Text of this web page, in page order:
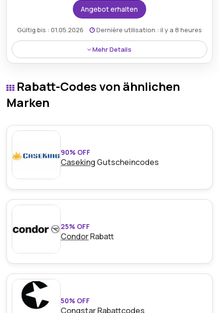
Angebot erhalten
Gültig bis : 01.05.2026 Dernière utilisation : il y a 8 heures
Mehr Details
Profitieren Sie von einem 14-tägigen kostenlosen
sorgenfreies Einkaufserlebnis für alle wichtigen
Babyartikel.
Rabatt-Codes von ähnlichen
Marken
90% OFF
Caseking Gutscheincodes
25% OFF
CondorRabatt
50% OFF
CongstarRabattcodes